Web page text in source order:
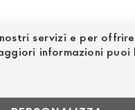
servizi e per offrire
informazioni